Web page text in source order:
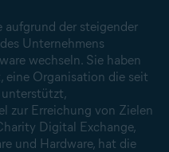
der steigender
Unternehmens
wechseln. Sie haben
Organisation die seit
zur Erreichung von Zielen
Digital Exchange,
und Hardware, hat die